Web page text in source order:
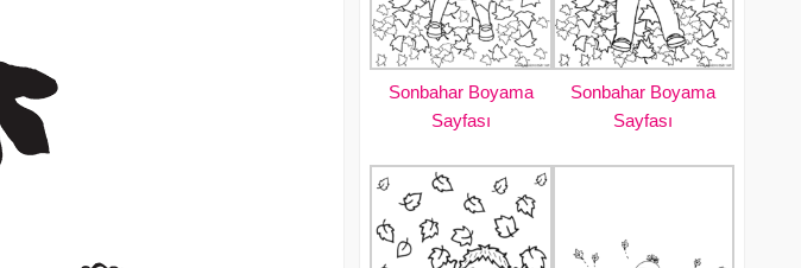
Sonbahar Boyama
Sayfası
Sonbahar Boyama
Sayfası